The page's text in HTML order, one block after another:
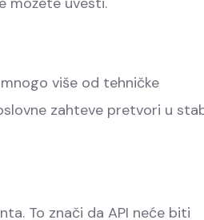
više od tehničke
zahteve pretvori u
To znači da API neće biti